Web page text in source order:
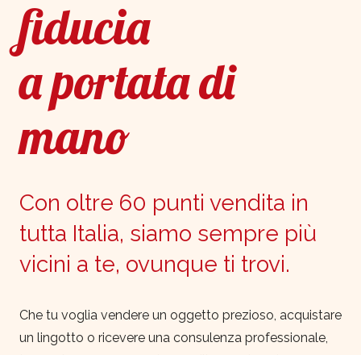
fiducia
a portata di
mano
Con oltre 60 punti vendita in
tutta Italia, siamo sempre più
vicini a te, ovunque ti trovi.
Che tu voglia vendere un oggetto prezioso, acquistare
un lingotto o ricevere una consulenza professionale,